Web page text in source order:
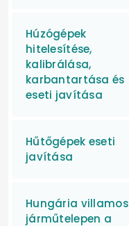
Húzógépek
hitelesítése,
kalibrálása,
karbantartása és
eseti javítása
Hűtőgépek eseti
javítása
Hungária villamos
járműtelepen a